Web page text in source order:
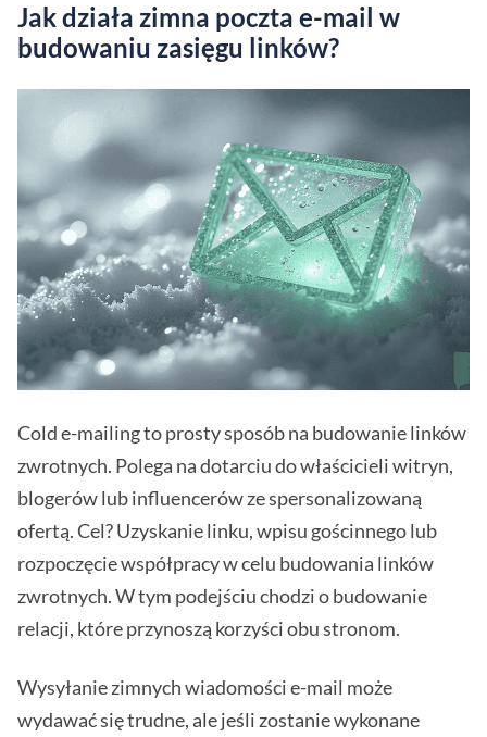
Jak działa zimna poczta e-mail w
budowaniu zasięgu linków?
Cold e-mailing to prosty sposób na budowanie linków
zwrotnych. Polega na dotarciu do właścicieli witryn,
blogerów lub influencerów ze spersonalizowaną
ofertą. Cel? Uzyskanie linku, wpisu gościnnego lub
rozpoczęcie współpracy w celu budowania linków
zwrotnych. W tym podejściu chodzi o budowanie
relacji, które przynoszą korzyści obu stronom.
Wysyłanie zimnych wiadomości e-mail może
wydawać się trudne, ale jeśli zostanie wykonane